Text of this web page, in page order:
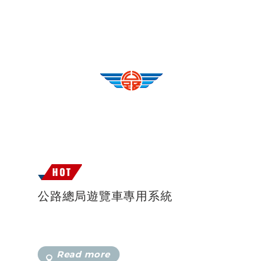
公路總局遊覽車專用系統
Read more